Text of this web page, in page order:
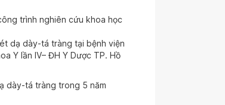
trình nghiên cứu khoa học
dạ dày-tá tràng tại bệnh viện
Y lần IV– ĐH Y Dược TP. Hồ
dày-tá tràng trong 5 năm